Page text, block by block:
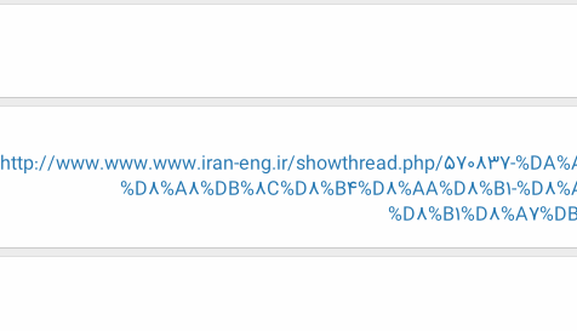
http://www.www.www.iran-eng.ir/showthread.php/570837-
%D8%A8%DB%8C%D8%B4%D8%AA%D8%B1-